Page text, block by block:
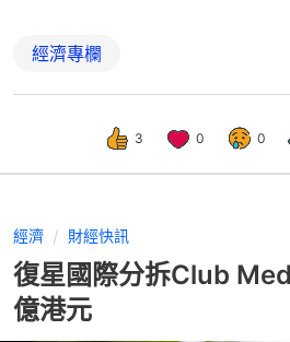
經濟專欄
3 0 0
經濟 財經快訊
復星國際分拆Club
億港元